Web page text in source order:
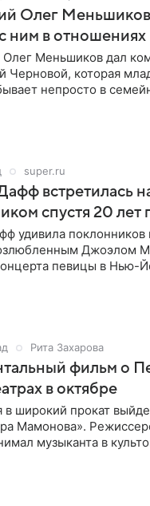
Олег Меньшиков
ним в отношениях
Меньшиков дал
Черновой, которая
непросто в
super.ru
встретилась
спустя 20 лет
удивила
Джоэлом
певицы в Нью-
Рита Захарова
фильм о
в октябре
в широкий прокат
Мамонова».
музыканта в